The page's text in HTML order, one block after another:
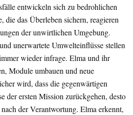
entwickeln sich zu bedrohlichen
die das Überleben sichern, reagieren
der unwirtlichen Umgebung.
unerwartete Umwelteinflüsse stellen
wieder infrage. Elma und ihr
Module umbauen und neue
wird, dass die gegenwärtigen
der ersten Mission zurückgehen, desto
der Verantwortung. Elma erkennt,